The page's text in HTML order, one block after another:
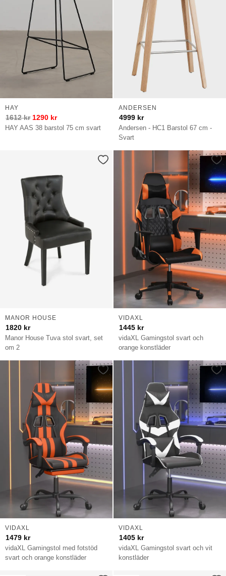
HAY AAS 38 barstol 75 cm svart
HAY
1612kr 1290 kr
Andersen - HC1 Barstol 67 cm -
Svart
ANDERSEN
4999 kr
Manor House Tuva stol svart, set
om 2
MANOR HOUSE
1820 kr
vidaXL Gamingstol svart och
orange konstläder
VIDAXL
1445 kr
vidaXL Gamingstol med fotstöd
svart och orange konstläder
VIDAXL
1479 kr
vidaXL Gamingstol svart och vit
konstläder
VIDAXL
1405 kr